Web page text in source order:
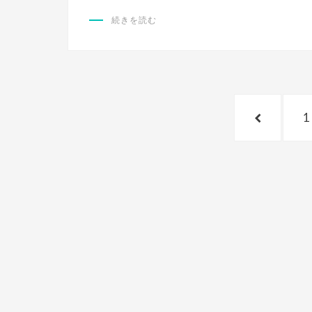
続きを読む
前
ペ
1